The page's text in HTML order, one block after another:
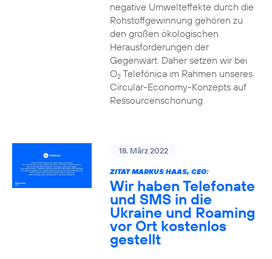
negative Umwelteffekte durch die
Rohstoffgewinnung gehören zu
den großen ökologischen
Herausforderungen der
Gegenwart. Daher setzen wir bei
O2Telefónica im Rahmen unseres
Circular-Economy-Konzepts auf
Ressourcenschonung.
18. März 2022
ZITAT MARKUS HAAS, CEO:
Wir haben Telefonate
und SMS in die
Ukraine und Roaming
vor Ort kostenlos
gestellt